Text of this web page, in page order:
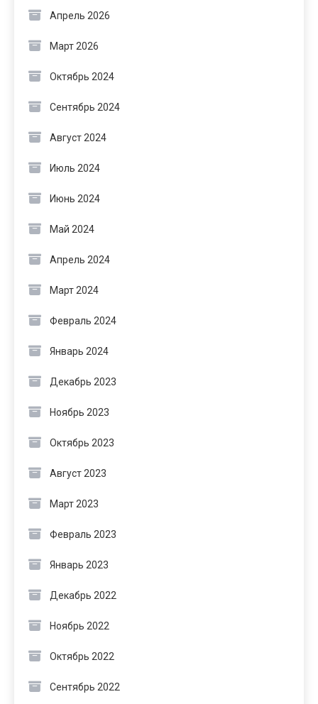
Апрель 2026
Март 2026
Октябрь 2024
Сентябрь 2024
Август 2024
Июль 2024
Июнь 2024
Май 2024
Апрель 2024
Март 2024
Февраль 2024
Январь 2024
Декабрь 2023
Ноябрь 2023
Октябрь 2023
Август 2023
Март 2023
Февраль 2023
Январь 2023
Декабрь 2022
Ноябрь 2022
Октябрь 2022
Сентябрь 2022